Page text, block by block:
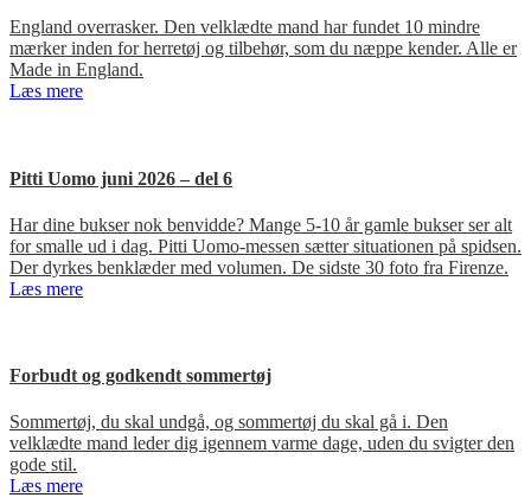
England overrasker. Den velklædte mand har fundet 10 mindre
mærker inden for herretøj og tilbehør, som du næppe kender. Alle er
Made in England.
Læs mere
Pitti Uomo juni 2026 – del 6
Har dine bukser nok benvidde? Mange 5-10 år gamle bukser ser alt
for smalle ud i dag. Pitti Uomo-messen sætter situationen på spidsen.
Der dyrkes benklæder med volumen. De sidste 30 foto fra Firenze.
Læs mere
Forbudt og godkendt sommertøj
Sommertøj, du skal undgå, og sommertøj du skal gå i. Den
velklædte mand leder dig igennem varme dage, uden du svigter den
gode stil.
Læs mere